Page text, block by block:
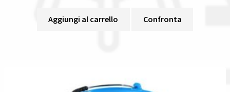
Aggiungi al carrello Confronta